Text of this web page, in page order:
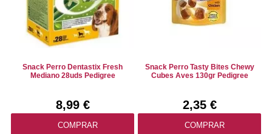
Snack Perro Dentastix Fresh
Mediano 28uds Pedigree
8,99 €
COMPRAR
Snack Perro Tasty Bites Chewy
Cubes Aves 130gr Pedigree
2,35 €
COMPRAR